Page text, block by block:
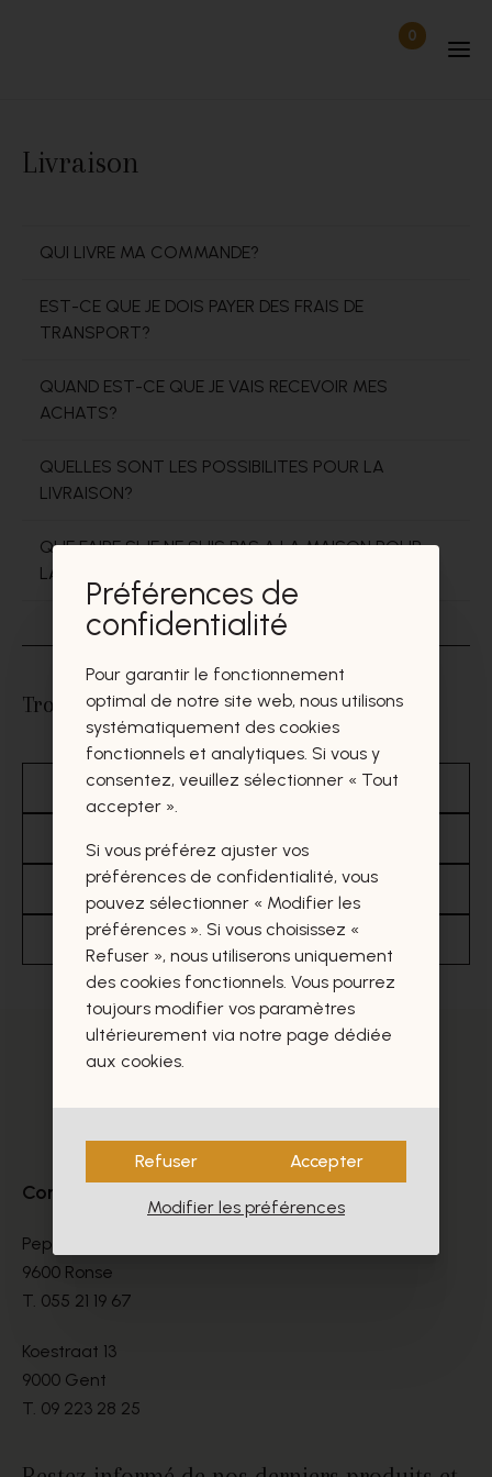
0Articles
Livraison
QUI LIVRE MA COMMANDE?
EST-CE QUE JE DOIS PAYER DES FRAIS DE
TRANSPORT?
QUAND EST-CE QUE JE VAIS RECEVOIR MES
ACHATS?
QUELLES SONT LES POSSIBILITES POUR LA
LIVRAISON?
QUE FAIRE SI JE NE SUIS PAS A LA MAISON POUR
LA LIVRAISON?
Trouvez une réponse dans ces sections
Payer Collection Retourner
Informations Générales
Baskets Marques Commander
Bon Cadeaux & promotions Sandales
Contact
Peperstraat 9-11
9600 Ronse
T. 055 21 19 67
Koestraat 13
9000 Gent
T. 09 223 28 25
Préférences de
confidentialité
Pour garantir le fonctionnement
optimal de notre site web, nous utilisons
systématiquement des cookies
fonctionnels et analytiques. Si vous y
consentez, veuillez sélectionner « Tout
accepter ».
Si vous préférez ajuster vos
préférences de confidentialité, vous
pouvez sélectionner « Modifier les
préférences ». Si vous choisissez «
Refuser », nous utiliserons uniquement
des cookies fonctionnels. Vous pourrez
toujours modifier vos paramètres
ultérieurement via notre page dédiée
aux cookies.
Refuser Accepter
Modifier les préférences